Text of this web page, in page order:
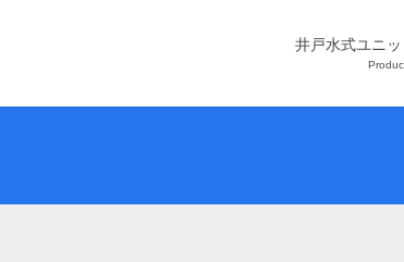
井戸水式ユニ